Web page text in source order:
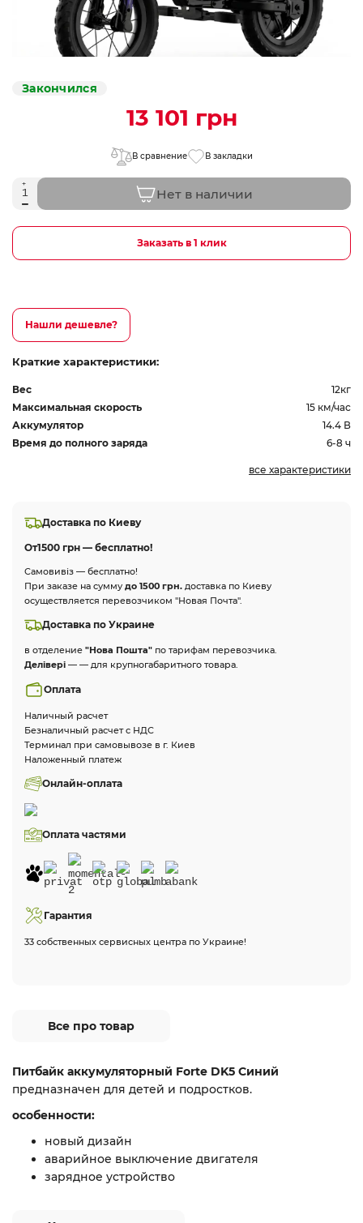
Закончился
13 101 грн
В сравнение В закладки
Нет в наличии
Заказать в 1 клик
Нашли дешевле?
Краткие характеристики:
Вес
12кг
Максимальная скорость
15 км/час
Аккумулятор
14.4 В
Время до полного заряда
6-8 ч
все характеристики
Доставка по Киеву
От1500 грн — бесплатно!
Самовивіз — бесплатно!
При заказе на сумму до 1500 грн. доставка по Киеву
осуществляется перевозчиком "Новая Почта".
Доставка по Украине
в отделение "Нова Пошта" по тарифам перевозчика.
Делівері — — для крупногабаритного товара.
Оплата
Наличный расчет
Безналичный расчет с НДС
Терминал при самовывозе в г. Киев
Наложенный платеж
Онлайн-оплата
Оплата частями
Гарантия
33 собственных сервисных центра по Украине!
Все про товар
Питбайк аккумуляторный Forte DK5 Синий
предназначен для детей и подростков.
особенности:
новый дизайн
аварийное выключение двигателя
зарядное устройство